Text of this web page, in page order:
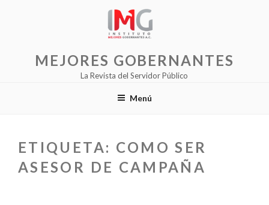
MEJORES GOBERNANTES
La Revista del Servidor Público
Menú
ETIQUETA: COMO SER
ASESOR DE CAMPAÑA